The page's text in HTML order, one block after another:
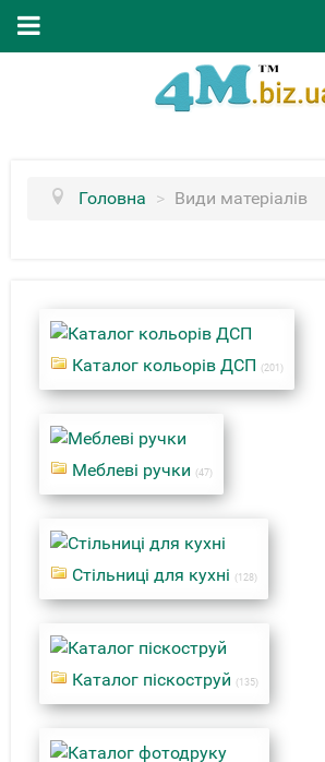
Головна > Види матеріалів
Каталог кольорів ДСП (201)
Меблеві ручки (47)
Стільниці для кухні (128)
Каталог піскоструй (135)